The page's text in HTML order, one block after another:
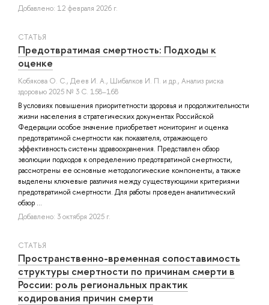
Добавлено: 12 февраля 2026 г.
СТАТЬЯ
Предотвратимая смертность: Подходы к
оценке
Кобякова О. С., Деев И. А., Шибалков И. П. и др., Анализ риска
здоровью 2025 № 3 С. 158–168
В условиях повышения приоритетности здоровья и продолжительности
жизни населения в стратегических документах Российской
Федерации особое значение приобретает мониторинг и оценка
предотвратимой смертности как показателя, отражающего
эффективность системы здравоохранения. Представлен обзор
эволюции подходов к определению предотвратимой смертности,
рассмотрены ее основные методологические компоненты, а также
выделены ключевые различия между существующими критериями
предотвратимой смертности. Для работы проведен аналитический
обзор ...
Добавлено: 3 октября 2025 г.
СТАТЬЯ
Пространственно-временная сопоставимость
структуры смертности по причинам смерти в
России: роль региональных практик
кодирования причин смерти